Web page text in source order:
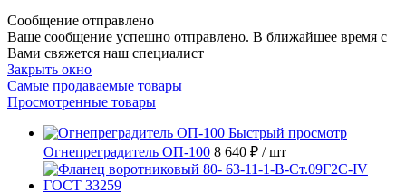
Сообщение отправлено
Ваше сообщение успешно отправлено. В ближайшее время с
Вами свяжется наш специалист
Закрыть окно
Самые продаваемые товары
Просмотренные товары
Быстрый просмотр
Огнепреградитель ОП-100 8 640 ₽ / шт